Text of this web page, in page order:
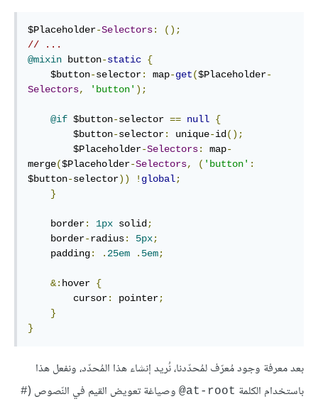
$Placeholder-Selectors:
();
// ...
@mixin button-static {
    $button
-selector: map-get($Placeholder-
Selectors, 'button' );
@if $button-selector == null {
        $button
-selector: unique-id ();
        $Placeholder
-Selectors: map-
merge($Placeholder-Selectors, ( 'button' :
$button-selector)) ! global;
}
    border
: 1px solid ;
    border
-radius: 5px;
    padding
: . 25em . 5em;
&: hover {
        cursor
: pointer;
}
}
بعد معرفة وجود مُعرّف لمُحدّدنا، نُريد إنشاء هذا المُحدّد، ونفعل هذا
باستخدام الكلمة ‎@at-root وصياغة تعويض القيم في النّصوص (‎#